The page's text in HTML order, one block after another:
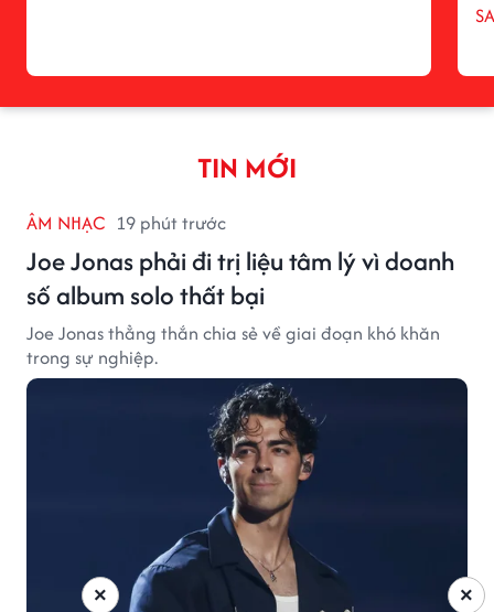
TIN MỚI
ÂM NHẠC 19 phút trước
Joe Jonas phải đi trị liệu tâm lý vì doanh
số album solo thất bại
Joe Jonas thẳng thắn chia sẻ về giai đoạn khó khăn
trong sự nghiệp.
×
×